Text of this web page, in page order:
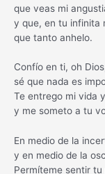
que veas mi
y que, en tu infinita
que tanto anhelo.
Confío en ti, oh
sé que nada es
Te entrego mi vida
y me someto a tu
En medio de la
y en medio de la
Permíteme sentir